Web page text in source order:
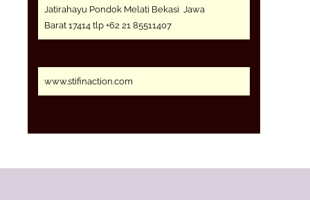
Jatirahayu Pondok Melati Bekasi Jawa
Barat 17414 tlp +62 21 85511407
www.stifinaction.com